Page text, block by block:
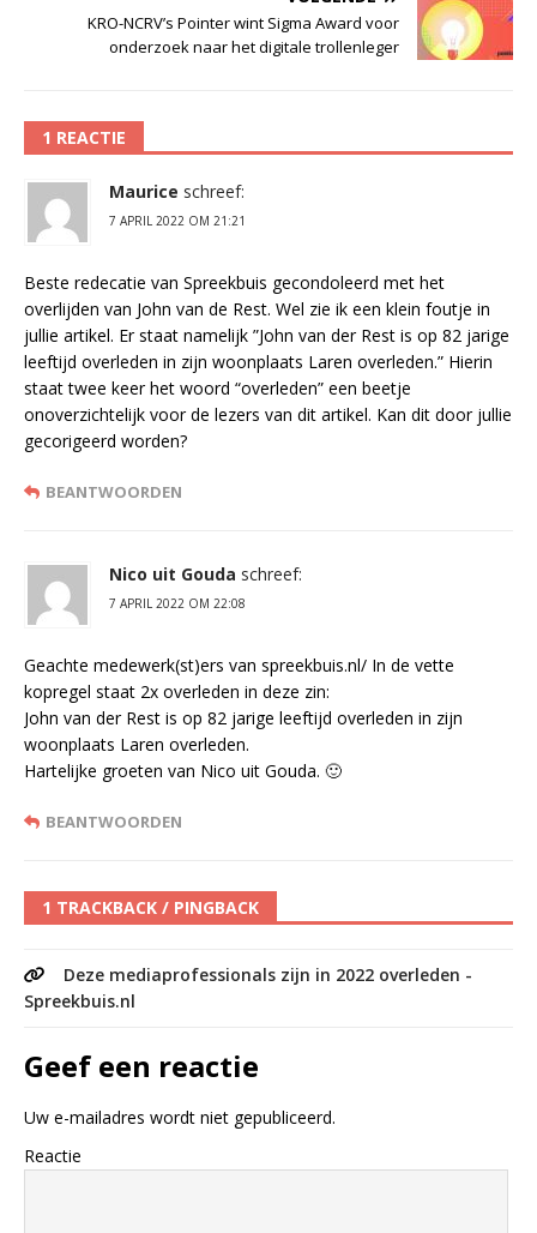
KRO-NCRV’s Pointer wint Sigma Award voor
onderzoek naar het digitale trollenleger
1 REACTIE
Maurice schreef:
7 APRIL 2022 OM 21:21
Beste redecatie van Spreekbuis gecondoleerd met het
overlijden van John van de Rest. Wel zie ik een klein foutje in
jullie artikel. Er staat namelijk ”John van der Rest is op 82 jarige
leeftijd overleden in zijn woonplaats Laren overleden.” Hierin
staat twee keer het woord “overleden” een beetje
onoverzichtelijk voor de lezers van dit artikel. Kan dit door jullie
gecorigeerd worden?
BEANTWOORDEN
Nico uit Gouda schreef:
7 APRIL 2022 OM 22:08
Geachte medewerk(st)ers van spreekbuis.nl/ In de vette
kopregel staat 2x overleden in deze zin:
John van der Rest is op 82 jarige leeftijd overleden in zijn
woonplaats Laren overleden.
Hartelijke groeten van Nico uit Gouda. 🙂
BEANTWOORDEN
1 TRACKBACK / PINGBACK
Deze mediaprofessionals zijn in 2022 overleden -
Spreekbuis.nl
Geef een reactie
Uw e-mailadres wordt niet gepubliceerd.
Reactie